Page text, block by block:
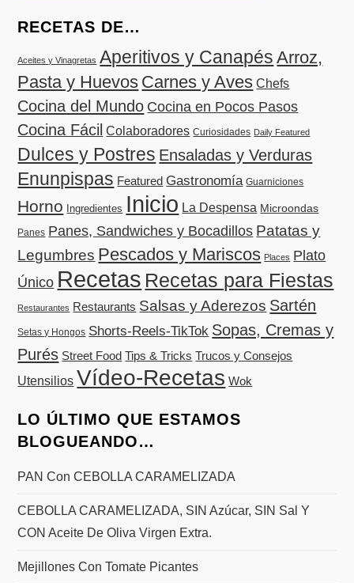
RECETAS DE…
Aceites y Vinagretas Aperitivos y Canapés Arroz,
Pasta y Huevos Carnes y Aves Chefs
Cocina del Mundo Cocina en Pocos Pasos
Cocina Fácil Colaboradores Curiosidades Daily Featured
Dulces y Postres Ensaladas y Verduras
Enunpispas Featured Gastronomía Guarniciones
Horno Ingredientes Inicio La Despensa Microondas
Panes Panes, Sandwiches y Bocadillos Patatas y
Legumbres Pescados y Mariscos Places Plato
Único Recetas Recetas para Fiestas
Restaurantes Restaurants Salsas y Aderezos Sartén
Setas y Hongos Shorts-Reels-TikTok Sopas, Cremas y
Purés Street Food Tips & Tricks Trucos y Consejos
Utensilios Vídeo-Recetas Wok
LO ÚLTIMO QUE ESTAMOS
BLOGUEANDO…
PAN Con CEBOLLA CARAMELIZADA
CEBOLLA CARAMELIZADA, SIN Azúcar, SIN Sal Y
CON Aceite De Oliva Virgen Extra.
Mejillones Con Tomate Picantes